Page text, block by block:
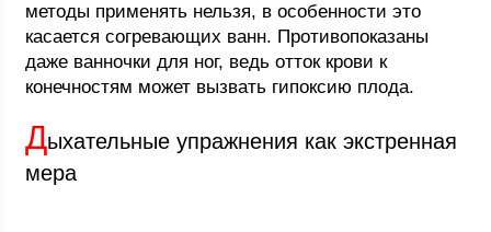
методы применять нельзя, в особенности это
касается согревающих ванн. Противопоказаны
даже ванночки для ног, ведь отток крови к
конечностям может вызвать гипоксию плода.
Дыхательные упражнения как экстренная
мера